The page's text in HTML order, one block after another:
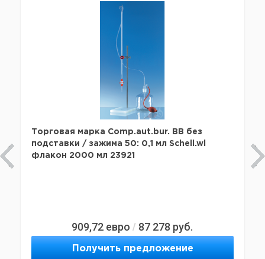
Торговая марка Comp.aut.bur. BB без
подставки / зажима 50: 0,1 мл Schell.wl
флакон 2000 мл 23921
909,72 евро / 87 278 руб.
Получить предложение